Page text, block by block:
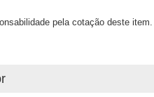
pela cotação deste